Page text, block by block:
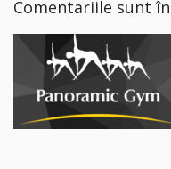
Comentariile sunt